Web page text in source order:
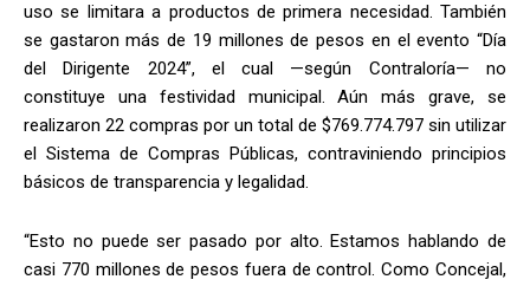
uso se limitara a productos de primera necesidad. También
se gastaron más de 19 millones de pesos en el evento “Día
del Dirigente 2024”, el cual —según Contraloría— no
constituye una festividad municipal. Aún más grave, se
realizaron 22 compras por un total de $769.774.797 sin utilizar
el Sistema de Compras Públicas, contraviniendo principios
básicos de transparencia y legalidad.
“Esto no puede ser pasado por alto. Estamos hablando de
casi 770 millones de pesos fuera de control. Como Concejal,